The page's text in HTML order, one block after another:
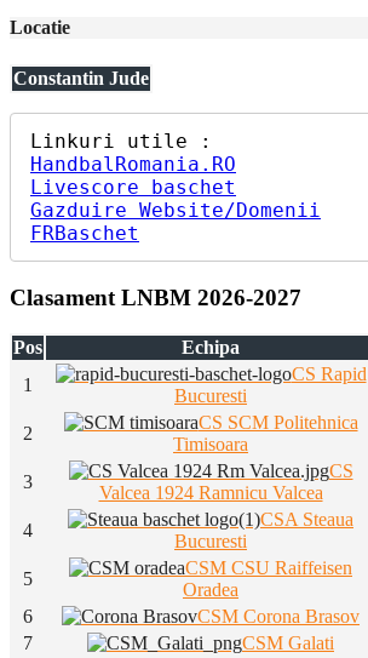
Locatie
Constantin Jude
HandbalRomania.RO
Livescore baschet
Gazduire Website/Domenii
FRBaschet
Clasament LNBM 2026-2027
Pos Echipa
1
CS Rapid
Bucuresti
2
CS SCM Politehnica
Timisoara
3
CS
Valcea 1924 Ramnicu Valcea
4
CSA Steaua
Bucuresti
5
CSM CSU Raiffeisen
Oradea
6
CSM Corona Brasov
7
CSM Galati